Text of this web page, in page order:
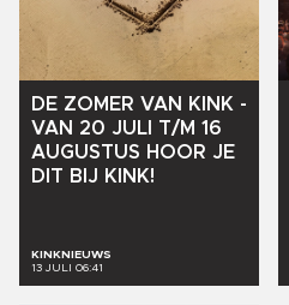
DE ZOMER VAN KINK -
VAN 20 JULI T/M 16
AUGUSTUS HOOR JE
DIT BIJ KINK!
KINKNIEUWS
13 JULI 06:41